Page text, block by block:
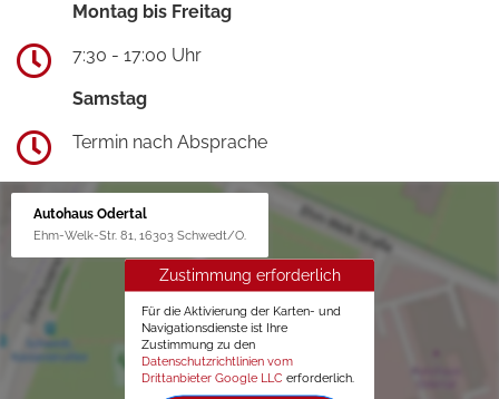
Montag bis Freitag
7:30 - 17:00 Uhr
Samstag
Termin nach Absprache
Autohaus Odertal
Ehm-Welk-Str. 81, 16303 Schwedt/O.
Zustimmung erforderlich
Für die Aktivierung der Karten- und
Navigationsdienste ist Ihre
Zustimmung zu den
Datenschutzrichtlinien vom
Drittanbieter Google LLC erforderlich.